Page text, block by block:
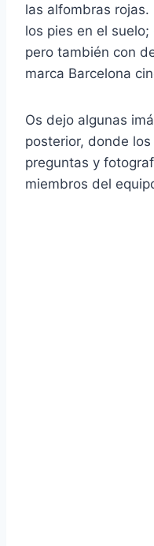
las alfombras rojas.
los pies en el
pero también con
marca Barcelona
Os dejo algunas
posterior, donde
preguntas y
miembros del